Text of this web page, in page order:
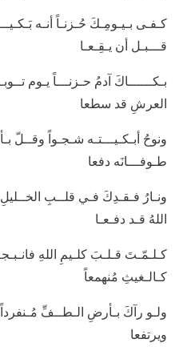
كـفـى بـيـومِـكَ حُـزنـاً أنـه
قـــبـل أن يـقِـعـا
بـكــــــاكَ آدمُ حـزنـــاً يـوم
العرشِ قد سطعا
ونوحُ أبـكـيـــتـه شـجـواً
طـوفـــانَه دفعا
ونـارُ فـقـدِكَ فـي قلــبِ
اللهُ قـد دفـعـا
كـلـمّـتَ قـلـبَ كلـيمِ اللهِ
كـالـغيثِ مُنهمعاً
ولـو رآكَ بـأرضِ الـطــفِّ
ويرتفعا